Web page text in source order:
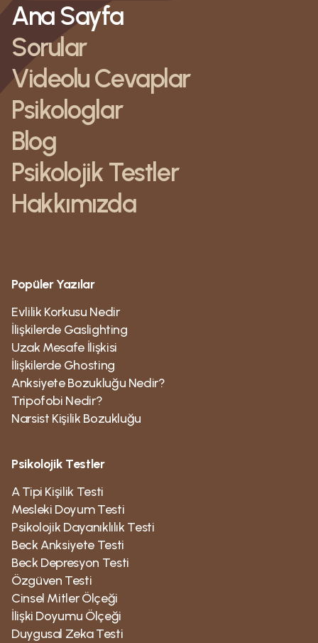
Ana Sayfa
Sorular
Videolu Cevaplar
Psikologlar
Blog
Psikolojik Testler
Hakkımızda
Popüler Yazılar
Evlilik Korkusu Nedir
İlişkilerde Gaslighting
Uzak Mesafe İlişkisi
İlişkilerde Ghosting
Anksiyete Bozukluğu Nedir?
Tripofobi Nedir?
Narsist Kişilik Bozukluğu
Psikolojik Testler
A Tipi Kişilik Testi
Mesleki Doyum Testi
Psikolojik Dayanıklılık Testi
Beck Anksiyete Testi
Beck Depresyon Testi
Özgüven Testi
Cinsel Mitler Ölçeği
İlişki Doyumu Ölçeği
Duygusal Zeka Testi